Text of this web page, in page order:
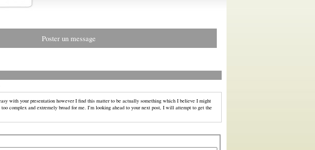
Poster un message
with your presentation however I find this matter to be actually something which I believe I might
complex and extremely broad for me. I’m looking ahead to your next post, I will attempt to get the